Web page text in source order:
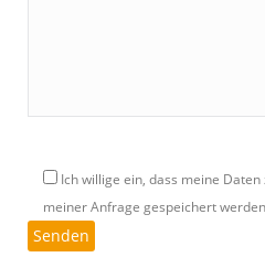
Ich willige ein, dass meine
meiner Anfrage gespeichert